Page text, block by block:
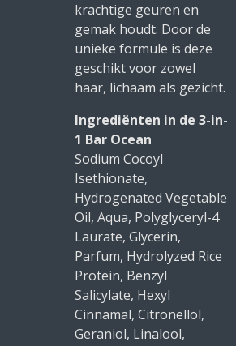
krachtige geuren en
gemak houdt. Door de
unieke formule is deze
geschikt voor zowel
haar, lichaam als gezicht.
Ingrediënten in de 3-in-
1 Bar Ocean
Sodium Cocoyl
Isethionate,
Hydrogenated Vegetable
Oil, Aqua, Polyglyceryl-4
Laurate, Glycerin,
Parfum, Hydrolyzed Rice
Protein, Benzyl
Salicylate, Hexyl
Cinnamal, Citronellol,
Geraniol, Linalool,